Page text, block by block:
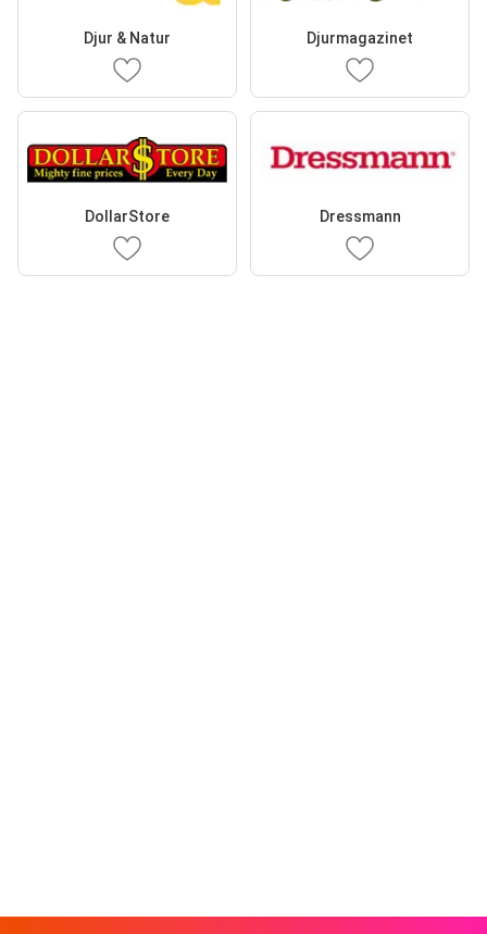
Djur & Natur Djurmagazinet
DollarStore Dressmann